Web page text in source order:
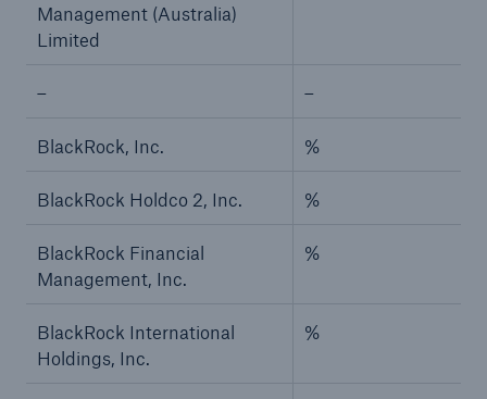
Management (Australia)
Limited
– –
BlackRock, Inc. %
BlackRock Holdco 2, Inc. %
BlackRock Financial
Management, Inc.
%
BlackRock International
Holdings, Inc.
%